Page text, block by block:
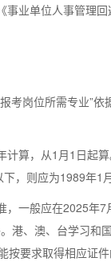
单位人事管理回
岗位所需专业”依
算，从1月1日起
，则应为1989年1
一般应在2025年7
港、澳、台学习和
要求取得相应证件